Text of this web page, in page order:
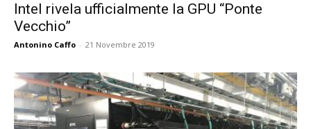
Intel rivela ufficialmente la GPU “Ponte
Vecchio”
Antonino Caffo - 21 Novembre 2019